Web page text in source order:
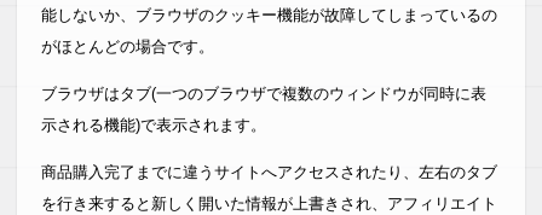
能しないか、ブラウザのクッキー機能が故障してしまっているの
がほとんどの場合です。
ブラウザはタブ(一つのブラウザで複数のウィンドウが同時に表
示される機能)で表示されます。
商品購入完了までに違うサイトへアクセスされたり、左右のタブ
を行き来すると新しく開いた情報が上書きされ、アフィリエイト